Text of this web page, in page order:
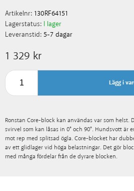
Artikelnr: 130RF64151
Lagerstatus: I lager
Leveranstid: 5-7 dagar
1 329 kr
Lägg i
Ronstan Core-block kan användas var som helst.
svirvel som kan låsas in 0° och 90°. Hundsvott
mot rep med splitsad ögla. Core-blocket har
av ett glidlager vid höga belastningar. Det gör
med många fördelar från de dyrare blocken.